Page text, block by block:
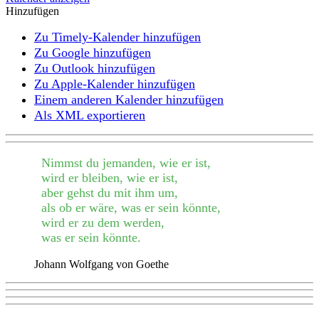
Hinzufügen
Zu Timely-Kalender hinzufügen
Zu Google hinzufügen
Zu Outlook hinzufügen
Zu Apple-Kalender hinzufügen
Einem anderen Kalender hinzufügen
Als XML exportieren
Nimmst du jemanden, wie er ist,
wird er bleiben, wie er ist,
aber gehst du mit ihm um,
als ob er wäre, was er sein könnte,
wird er zu dem werden,
was er sein könnte.
Johann Wolfgang von Goethe